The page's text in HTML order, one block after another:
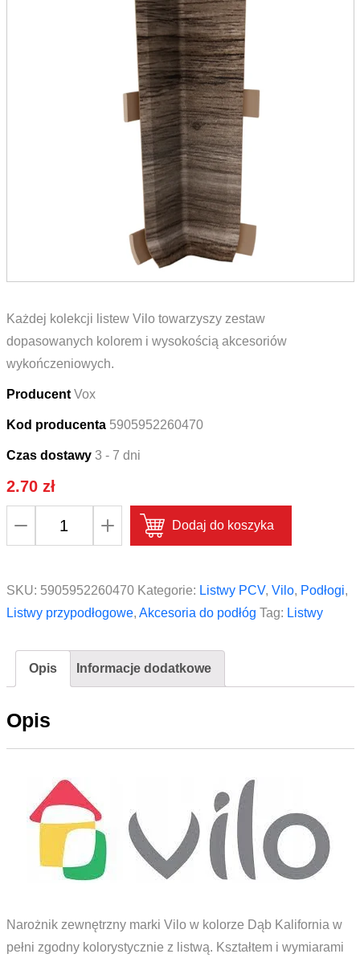
Każdej kolekcji listew Vilo towarzyszy zestaw
dopasowanych kolorem i wysokością akcesoriów
wykończeniowych.
Producent Vox
Kod producenta 5905952260470
Czas dostawy 3 - 7 dni
2.70 zł
do
listwy
Vilo
Esquero
643
Dodaj do koszyka
SKU: 5905952260470 Kategorie: Listwy PCV, Vilo, Podłogi,
Listwy przypodłogowe, Akcesoria do podłóg Tag: Listwy
Opis Informacje dodatkowe
Opis
Narożnik zewnętrzny marki Vilo w kolorze Dąb Kalifornia w
pełni zgodny kolorystycznie z listwą. Kształtem i wymiarami